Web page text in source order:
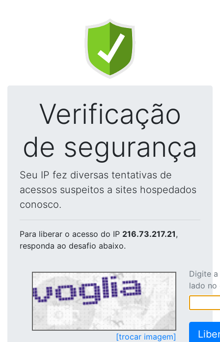
Verificação
de segurança
Seu IP fez diversas tentativas de
acessos suspeitos a sites hospedados
conosco.
Para liberar o acesso do IP 216.73.217.21,
responda ao desafio abaixo.
[trocar imagem]
Digite
lado no